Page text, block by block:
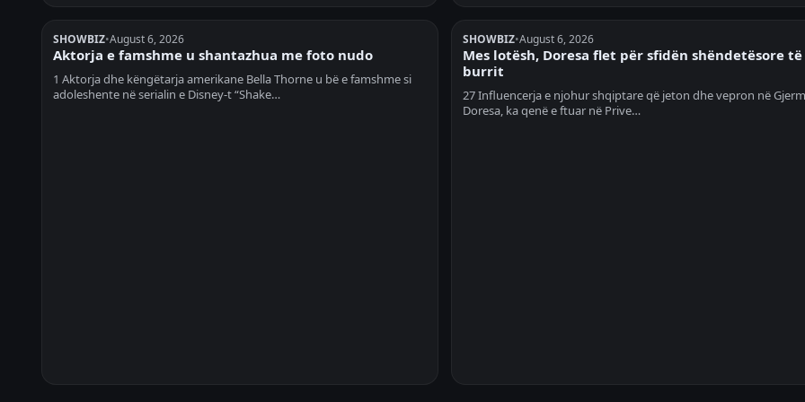
SHOWBIZ•August 6, 2026
Aktorja e famshme u shantazhua me foto nudo
1 Aktorja dhe këngëtarja amerikane Bella Thorne u bë e famshme si
adoleshente në serialin e Disney-t “Shake…
SHOWBIZ•August 6, 2026
Mes lotësh, Doresa flet për sfidën shëndetësore të
burrit
27 Influencerja e njohur shqiptare që jeton dhe vepron në
Doresa, ka qenë e ftuar në Prive…